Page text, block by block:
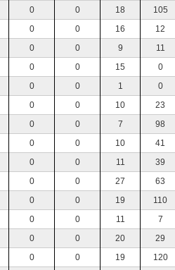
0 0 18 105
0 0 16 12
0 0 9 11
0 0 15 0
0 0 1 0
0 0 10 23
0 0 7 98
0 0 10 41
0 0 11 39
0 0 27 63
0 0 19 110
0 0 11 7
0 0 20 29
0 0 19 120